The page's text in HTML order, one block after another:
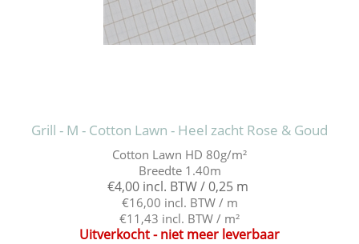
Grill - M - Cotton Lawn - Heel zacht Rose & Goud
Cotton Lawn HD 80g/m²
Breedte 1.40m
€4,00 incl. BTW / 0,25 m
€16,00 incl. BTW / m
€11,43 incl. BTW / m²
Uitverkocht - niet meer leverbaar